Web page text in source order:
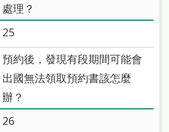
處理？
25
預約後，發現有段期間可能會
出國無法領取預約書該怎麼
辦？
26